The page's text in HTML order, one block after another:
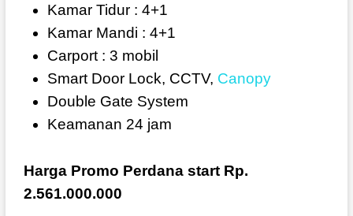
Kamar Tidur : 4+1
Kamar Mandi : 4+1
Carport : 3 mobil
Smart Door Lock, CCTV, Canopy
Double Gate System
Keamanan 24 jam
Harga Promo Perdana start Rp.
2.561.000.000